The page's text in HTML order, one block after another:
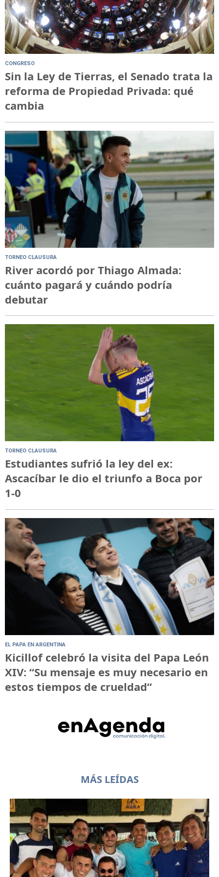
CONGRESO
Sin la Ley de Tierras, el Senado trata la
reforma de Propiedad Privada: qué
cambia
TORNEO CLAUSURA
River acordó por Thiago Almada:
cuánto pagará y cuándo podría
debutar
TORNEO CLAUSURA
Estudiantes sufrió la ley del ex:
Ascacíbar le dio el triunfo a Boca por
1-0
EL PAPA EN ARGENTINA
Kicillof celebró la visita del Papa León
XIV: “Su mensaje es muy necesario en
estos tiempos de crueldad”
MÁS LEÍDAS